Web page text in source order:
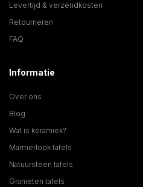
Levertijd & verzendkosten
Retourneren
FAQ
Informatie
Over ons
Blog
Wat is keramiek?
Marmerlook tafels
Natuursteen tafels
Granieten tafels